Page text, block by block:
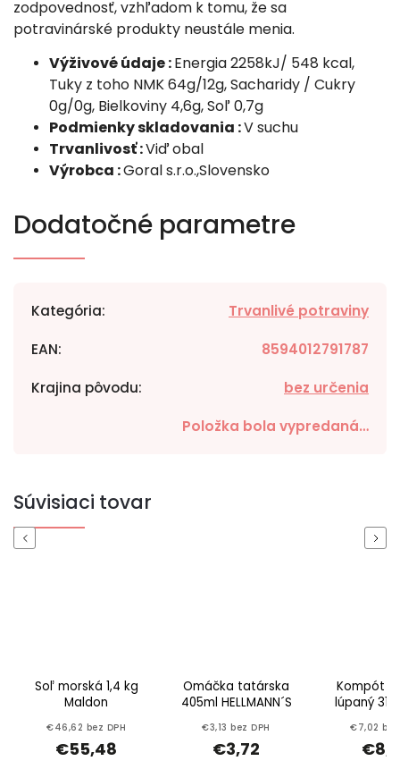
zodpovednosť, vzhľadom k tomu, že sa
potravinárské produkty neustále menia.
Výživové údaje :Energia 2258kJ/ 548 kcal,
Tuky z toho NMK 64g/12g, Sacharidy / Cukry
0g/0g, Bielkoviny 4,6g, Soľ 0,7g
Podmienky skladovania :V suchu
Trvanlivosť :Viď obal
Výrobca :Goral s.r.o.,Slovensko
Dodatočné parametre
Kategória: Trvanlivé potraviny
EAN: 8594012791787
Krajina pôvodu: bez určenia
Položka bola vypredaná…
Súvisiaci tovar
Previous
Soľ morská 1,4 kg
Maldon
€46,62 bez DPH
€55,48
Omáčka tatárska
405ml HELLMANN´S
€3,13 bez DPH
€3,72
Kompót
lúpaný
€7,02 bez
Next